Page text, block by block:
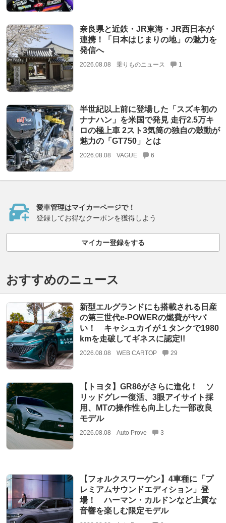
奈良県と近鉄・JR東海・JR西日本が
連携！「日本はじまりの地」の魅力を
発信へ
2026.08.08 乗りものニュース 1
半世紀以上前に登場した「スズキ初の
ナナハン」を米国で発見 走行2.5万キ
ロの極上車 2スト3気筒の独自の鼓動が
魅力の「GT750」とは
2026.08.08 VAGUE 6
愛車管理はマイカーページで！
登録してお得なクーポンを獲得しよう
マイカー登録をする
おすすめのニュース
新型エルグランドにも搭載される日産
の第三世代e-POWERの燃費がヤバ
い！ キャシュカイが１タンクで1980
kmを走破してギネスに認定!!
2026.08.08 WEB CARTOP 29
【トヨタ】GR86がさらに進化！ ソ
リッドグレー復活、3眼アイサイト採
用、MTの操作性も向上した一部改良
モデル
2026.08.08 Auto Prove 3
【フォルクスワーゲン】4車種に「プ
レミアムサウンドエディション」登
場！ ハーマン・カルドンなど上質な
音響を楽しむ限定モデル